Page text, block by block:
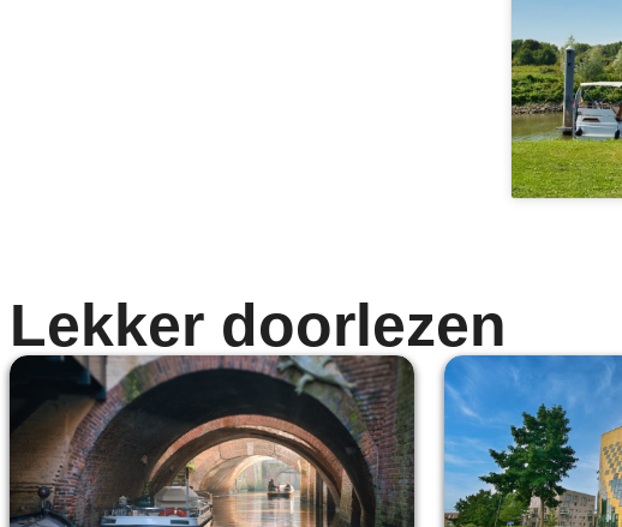
Lekker doorlezen